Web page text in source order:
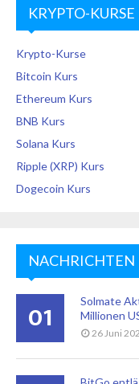
KRYPTO-KURSE
Krypto-Kurse
Bitcoin Kurs
Ethereum Kurs
BNB Kurs
Solana Kurs
Ripple (XRP) Kurs
Dogecoin Kurs
NACHRICHTEN
01
Solmate
Millionen
26 Juni